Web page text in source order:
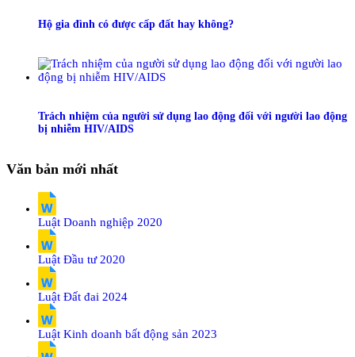
Hộ gia đình có được cấp đất hay không?
Trách nhiệm của người sử dụng lao động đối với người lao động
bị nhiễm HIV/AIDS
Văn bản mới nhất
Luật Doanh nghiệp 2020
Luật Đầu tư 2020
Luật Đất đai 2024
Luật Kinh doanh bất động sản 2023